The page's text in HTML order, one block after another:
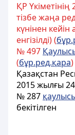
ҚР
тізбе жаңа
күнінен
енгiзiлдi) (
№ 497
(бұр.ред.қара)
Қазақстан
2015 жылғы 24
№ 287
бекітілген